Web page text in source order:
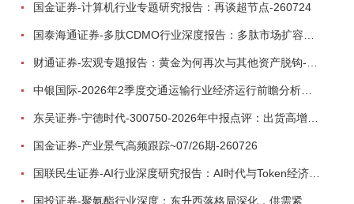
国金证券-计算机行业专题研究报告：再谈超节点-260724
中银国际-2026年2季度交通运输行业经济运行前瞻分析：地缘冲突致航运和航空景气度分化，交通基础设施板块总体呈现稳健特征-260724
东吴证券-宁德时代-300750-2026年中报点评：出货高增业绩稳健，回购彰显龙头信心-260726
国金证券-产业景气高频跟踪~07/26期-260726
国联民生证券-AI行业深度研究报告：AI时代与Token经济，从技术符号到数字石油-260801